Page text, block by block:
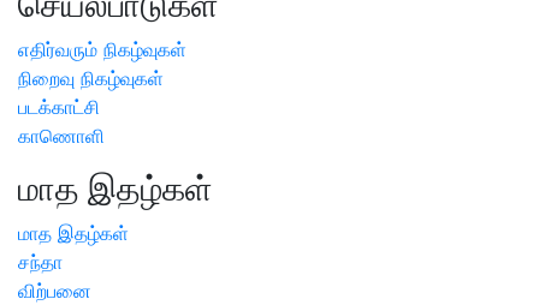
எதிர்வரும் நிகழ்வுகள்
நிறைவு நிகழ்வுகள்
படக்காட்சி
காணொளி
மாத இதழ்கள்
மாத இதழ்கள்
சந்தா
விற்பனை